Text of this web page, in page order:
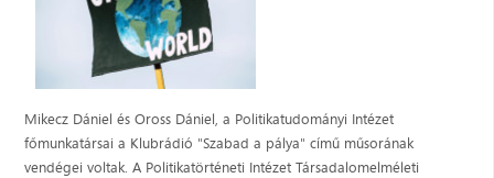
Mikecz Dániel és Oross Dániel, a Politikatudományi Intézet
főmunkatársai a Klubrádió "Szabad a pálya" című műsorának
vendégei voltak. A Politikatörténeti Intézet Társadalomelméleti